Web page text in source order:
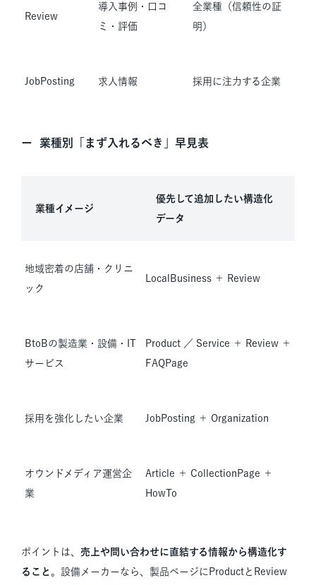
Review
導入事例・口コ
ミ・評価
全業種（信頼性の証
明）
JobPosting 求人情報 採用に注力する企業
業種別「まず入れるべき」早見表
業種イメージ
優先して追加したい構造化
データ
地域密着の店舗・クリニ
ック
LocalBusiness ＋ Review
BtoBの製造業・設備・IT
サービス
Product ／ Service ＋ Review ＋
FAQPage
採用を強化したい企業 JobPosting ＋ Organization
オウンドメディア運営企
業
Article ＋ CollectionPage ＋
HowTo
ポイントは、 売上や問い合わせに直結する情報から構造化す
ること 。設備メーカーなら、製品ページにProductとReview